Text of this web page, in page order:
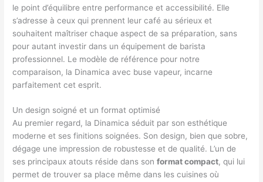
le point d’équilibre entre performance et accessibilité. Elle
s’adresse à ceux qui prennent leur café au sérieux et
souhaitent maîtriser chaque aspect de sa préparation, sans
pour autant investir dans un équipement de barista
professionnel. Le modèle de référence pour notre
comparaison, la Dinamica avec buse vapeur, incarne
parfaitement cet esprit.
Un design soigné et un format optimisé
Au premier regard, la Dinamica séduit par son esthétique
moderne et ses finitions soignées. Son design, bien que sobre,
dégage une impression de robustesse et de qualité. L’un de
ses principaux atouts réside dans sonformat compact, qui lui
permet de trouver sa place même dans les cuisines où